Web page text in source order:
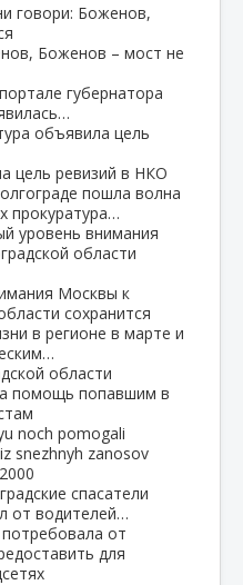
говори: Боженов,
губернатора
объявила цель
пошла волна
прокуратура…
уровень внимания
области
в регионе в марте и
области
помощь попавшим в
спасатели
от водителей…
от
для